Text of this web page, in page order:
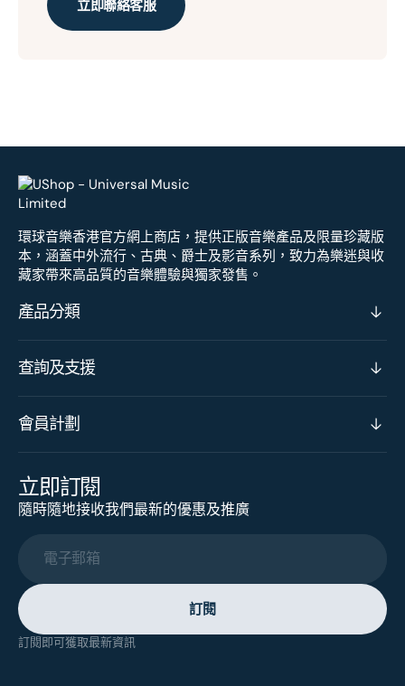
立即聯絡客服
環球音樂香港官方網上商店，提供正版音樂產品及限量珍藏版
本，涵蓋中外流行、古典、爵士及影音系列，致力為樂迷與收
藏家帶來高品質的音樂體驗與獨家發售。
產品分類
查詢及支援
會員計劃
立即訂閱
隨時隨地接收我們最新的優惠及推廣
電子郵箱
訂閱
訂閱即可獲取最新資訊